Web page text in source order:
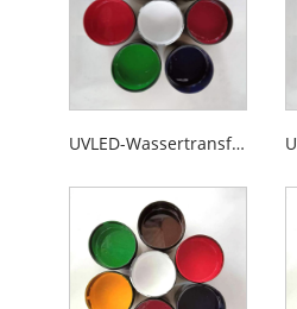
UVLED-Wassertransfer-Siebdruck-Glastinte